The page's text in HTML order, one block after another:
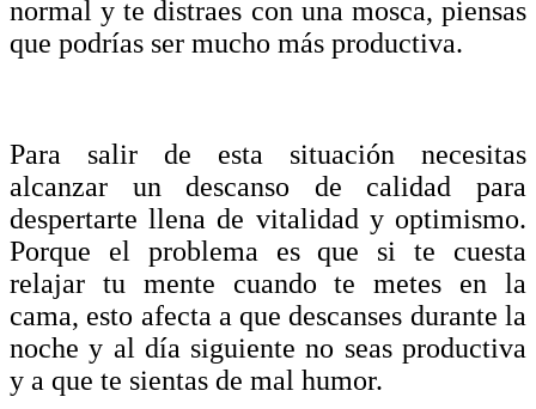
normal y te distraes con una mosca, piensas
que podrías ser mucho más productiva.
Para salir de esta situación necesitas
alcanzar un descanso de calidad para
despertarte llena de vitalidad y optimismo.
Porque el problema es que si te cuesta
relajar tu mente cuando te metes en la
cama, esto afecta a que descanses durante la
noche y al día siguiente no seas productiva
y a que te sientas de mal humor.